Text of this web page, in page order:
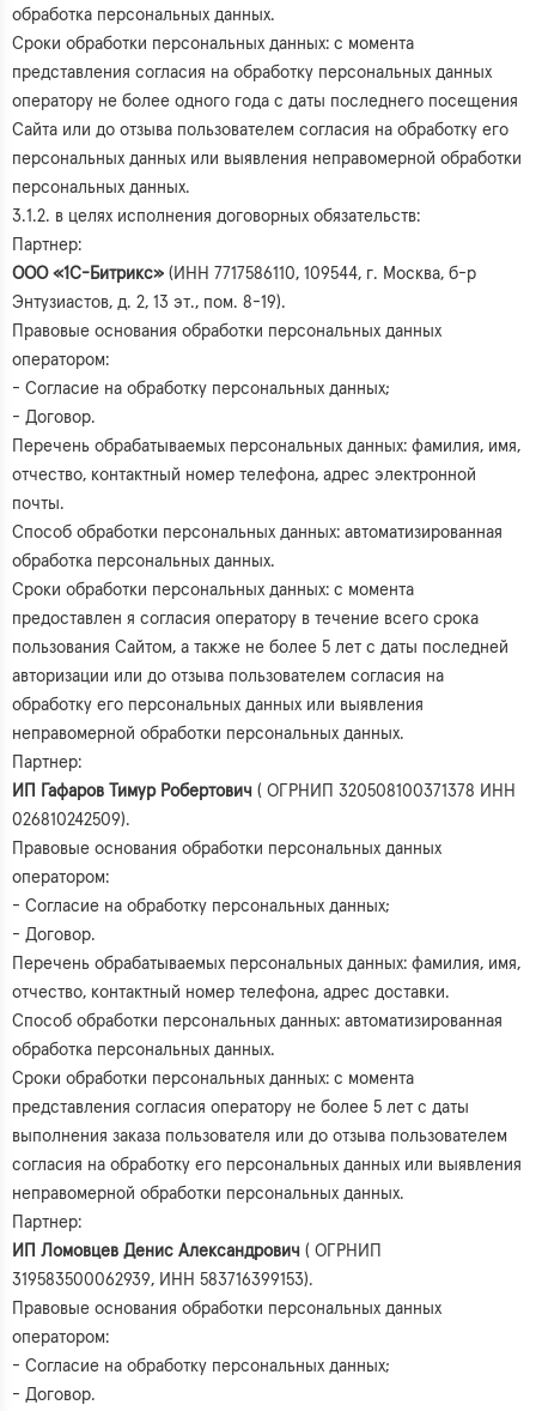
обработка персональных данных.
Сроки обработки персональных данных: с момента
представления согласия на обработку персональных данных
оператору не более одного года с даты последнего посещения
Сайта или до отзыва пользователем согласия на обработку его
персональных данных или выявления неправомерной обработки
персональных данных.
3.1.2. в целях исполнения договорных обязательств:
Партнер:
ООО «1С-Битрикс» (ИНН 7717586110, 109544, г. Москва, б-р
Энтузиастов, д. 2, 13 эт., пом. 8-19).
Правовые основания обработки персональных данных
оператором:
- Согласие на обработку персональных данных;
- Договор.
Перечень обрабатываемых персональных данных: фамилия, имя,
отчество, контактный номер телефона, адрес электронной
почты.
Способ обработки персональных данных: автоматизированная
обработка персональных данных.
Сроки обработки персональных данных: с момента
предоставлен я согласия оператору в течение всего срока
пользования Сайтом, а также не более 5 лет с даты последней
авторизации или до отзыва пользователем согласия на
обработку его персональных данных или выявления
неправомерной обработки персональных данных.
Партнер:
ИП Гафаров Тимур Робертович ( ОГРНИП 320508100371378 ИНН
026810242509).
Правовые основания обработки персональных данных
оператором:
- Согласие на обработку персональных данных;
- Договор.
Перечень обрабатываемых персональных данных: фамилия, имя,
отчество, контактный номер телефона, адрес доставки.
Способ обработки персональных данных: автоматизированная
обработка персональных данных.
Сроки обработки персональных данных: с момента
представления согласия оператору не более 5 лет с даты
выполнения заказа пользователя или до отзыва пользователем
согласия на обработку его персональных данных или выявления
неправомерной обработки персональных данных.
Партнер:
ИП Ломовцев Денис Александрович ( ОГРНИП
319583500062939, ИНН 583716399153).
Правовые основания обработки персональных данных
оператором:
- Согласие на обработку персональных данных;
- Договор.